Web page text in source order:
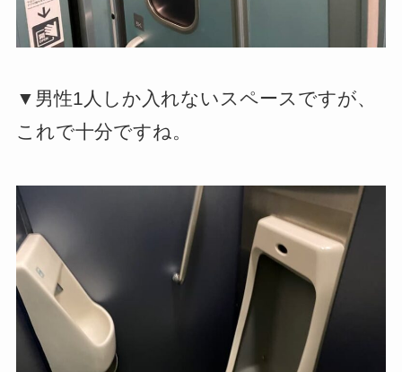
▼男性1人しか入れないスペースですが、
これで十分ですね。